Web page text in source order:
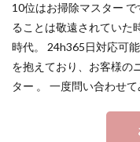
10位はお掃除マスター
ることは敬遠されていた
時代。 24h365日対応可
を抱えており、お客様の
ター 。 一度問い合わせ